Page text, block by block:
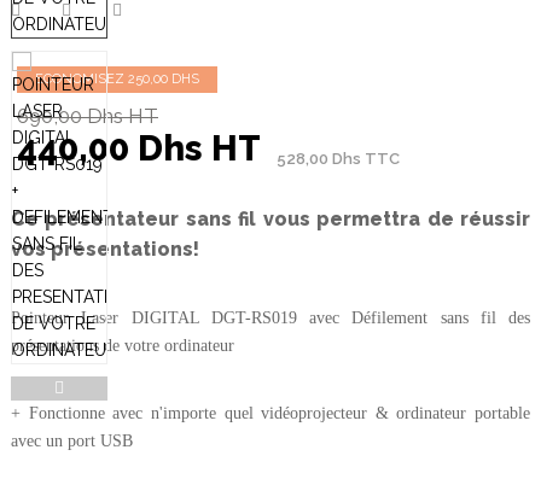
ECONOMISEZ 250,00 DHS
690,00 Dhs HT
440,00 Dhs HT 528,00 Dhs TTC
Ce présentateur sans fil vous permettra de réussir
vos présentations!
Pointeur Laser DIGITAL DGT-RS019 avec Défilement sans fil des
présentations de votre ordinateur
+ Fonctionne avec n'importe quel vidéoprojecteur & ordinateur portable
avec un port USB